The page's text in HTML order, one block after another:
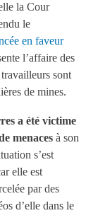
la Cour
le
en faveur
l’affaire des
sont
de mines.
a été victime
menaces à son
s’est
elle est
par des
d’elle dans le